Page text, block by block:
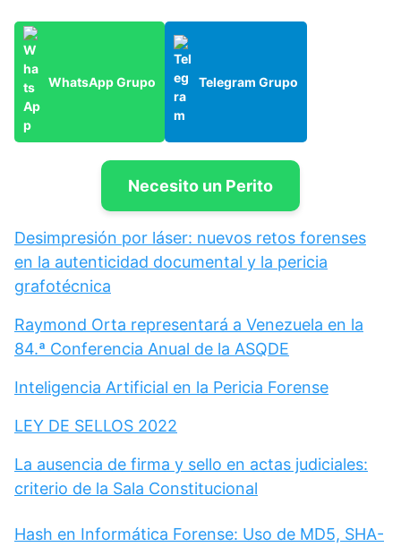
WhatsApp Grupo Telegram Grupo
Necesito un Perito
Desimpresión por láser: nuevos retos forenses
en la autenticidad documental y la pericia
grafotécnica
Raymond Orta representará a Venezuela en la
84.ª Conferencia Anual de la ASQDE
Inteligencia Artificial en la Pericia Forense
LEY DE SELLOS 2022
La ausencia de firma y sello en actas judiciales:
criterio de la Sala Constitucional
Hash en Informática Forense: Uso de MD5, SHA-